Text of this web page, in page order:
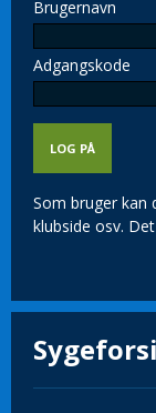
Brugernavn
Adgangskode
Som bruger kan
klubside osv.